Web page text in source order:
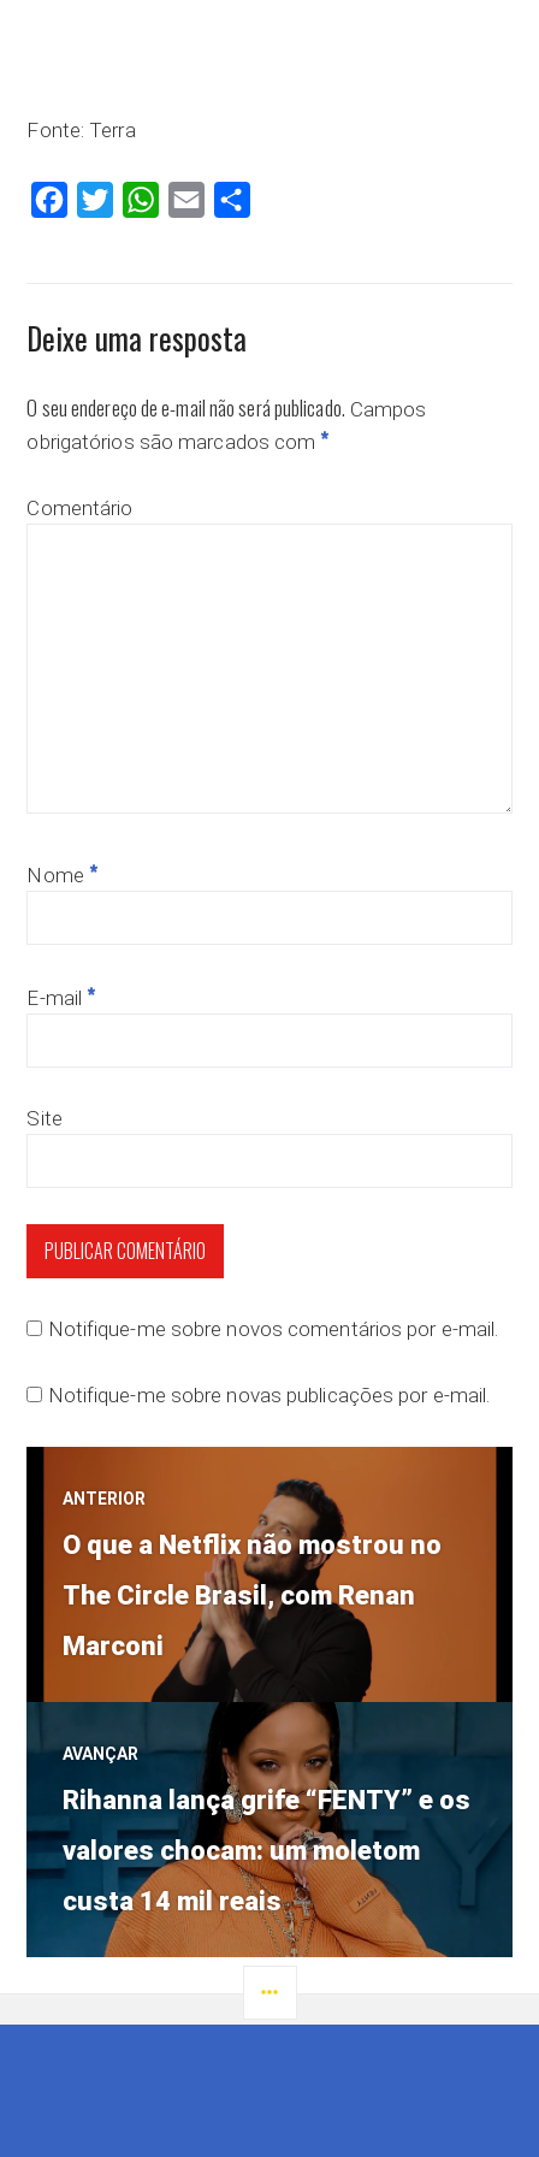
Fonte: Terra
FacebookTwitter WhatsApp
Email
Deixe uma resposta
O seu endereço de e-mail não será publicado. Campos
obrigatórios são marcados com *
Comentário
Nome *
E-mail *
Site
Notifique-me sobre novos comentários por e-mail.
Notifique-me sobre novas publicações por e-mail.
Navegação
de
Post
ANTERIOR
Post
anterior:
O que a Netflix não mostrou no
The Circle Brasil, com Renan
Marconi
AVANÇAR
Próximo
post:
Rihanna lança grife “FENTY” e os
valores chocam: um moletom
custa 14 mil reais